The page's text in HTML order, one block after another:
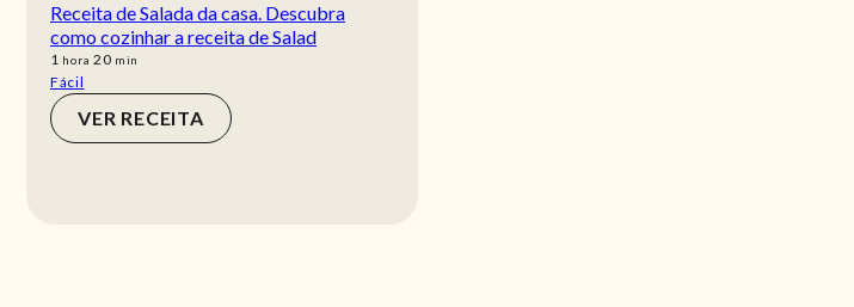
Receita de Salada da casa. Descubra
como cozinhar a receita de Salad
1 hora
hora 20min
min
Fácil
VER RECEITA